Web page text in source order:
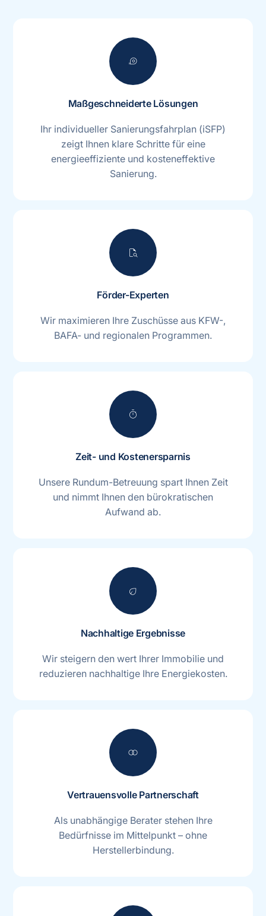
measuring_tape
Maßgeschneiderte Lösungen
Ihr individueller Sanierungsfahrplan (iSFP)
zeigt Ihnen klare Schritte für eine
energieeffiziente und kosteneffektive
Sanierung.
document_search
Förder-Experten
Wir maximieren Ihre Zuschüsse aus KFW-,
BAFA- und regionalen Programmen.
timer
Zeit- und Kostenersparnis
Unsere Rundum-Betreuung spart Ihnen Zeit
und nimmt Ihnen den bürokratischen
Aufwand ab.
eco
Nachhaltige Ergebnisse
Wir steigern den wert Ihrer Immobilie und
reduzieren nachhaltige Ihre Energiekosten.
join
Vertrauensvolle Partnerschaft
Als unabhängige Berater stehen Ihre
Bedürfnisse im Mittelpunkt – ohne
Herstellerbindung.